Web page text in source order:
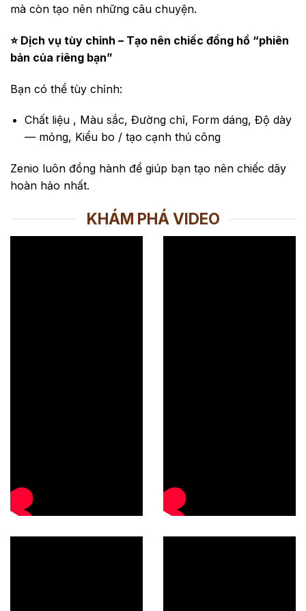
mà còn tạo nên những câu chuyện.
⭐ Dịch vụ tùy chỉnh – Tạo nên chiếc đồng hồ “phiên
bản của riêng bạn”
Bạn có thể tùy chỉnh:
Chất liệu , Màu sắc, Đường chỉ, Form dáng, Độ dày
— mỏng, Kiểu bo / tạo cạnh thủ công
Zenio luôn đồng hành để giúp bạn tạo nên chiếc dây
hoàn hảo nhất.
KHÁM PHÁ VIDEO